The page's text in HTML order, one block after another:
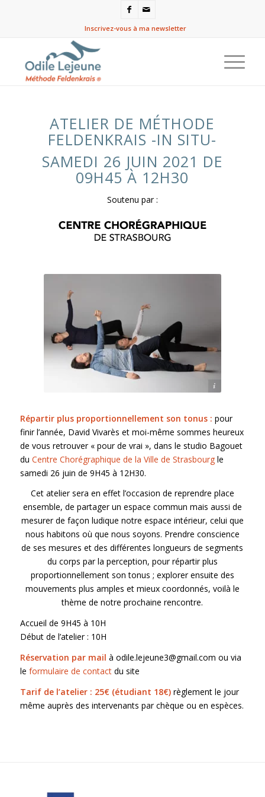
Inscrivez-vous à ma newsletter
ATELIER DE MÉTHODE
FELDENKRAIS -IN SITU-
SAMEDI 26 JUIN 2021 DE
09H45 À 12H30
Soutenu par :
Répartir plus proportionnellement son tonus : pour
finir l’année, David Vivarès et moi-même sommes heureux
de vous retrouver « pour de vrai », dans le studio Bagouet
du Centre Chorégraphique de la Ville de Strasbourgle
samedi 26 juin de 9H45 à 12H30.
Cet atelier sera en effet l’occasion de reprendre place
ensemble, de partager un espace commun mais aussi de
mesurer de façon ludique notre espace intérieur, celui que
nous habitons où que nous soyons. Prendre conscience
de ses mesures et des différentes longueurs de segments
du corps par la perception, pour répartir plus
proportionnellement son tonus ; explorer ensuite des
mouvements plus amples et mieux coordonnés, voilà le
thème de notre prochaine rencontre.
Accueil de 9H45 à 10H
Début de l’atelier : 10H
Réservation par mail à odile.lejeune3@gmail.com ou via
le formulaire de contactdu site
Tarif de l’atelier : 25€ (étudiant 18€)règlement le jour
même auprès des intervenants par chèque ou en espèces.